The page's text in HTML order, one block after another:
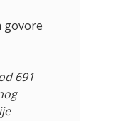
govore
691